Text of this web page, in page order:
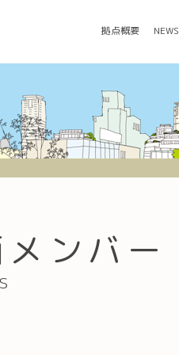
拠点概要 NEWS
ンバー